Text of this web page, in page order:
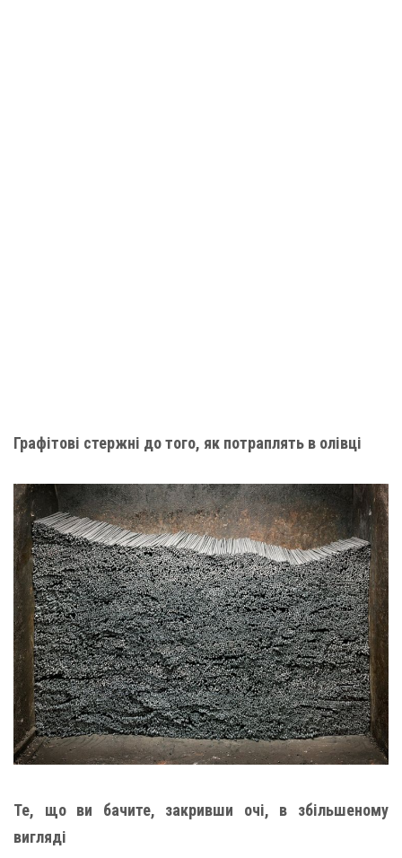
Графітові стержні до того, як потраплять в олівці
Те, що ви бачите, закривши очі, в збільшеному
вигляді